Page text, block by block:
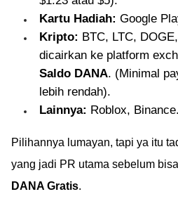
Kartu Hadiah: Google
Kripto: BTC, LTC,
dicairkan ke platform
Saldo DANA. (Minimal
lebih rendah).
Lainnya: Roblox, Binance.
Pilihannya lumayan, tapi ya itu
yang jadi PR utama sebelum
DANA Gratis.